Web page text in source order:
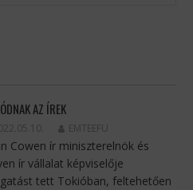
AZ ÍREK
EMTEEFU
Cowen ír miniszterelnök és
ír vállalat képviselője
tett Tokióban, feltehetően